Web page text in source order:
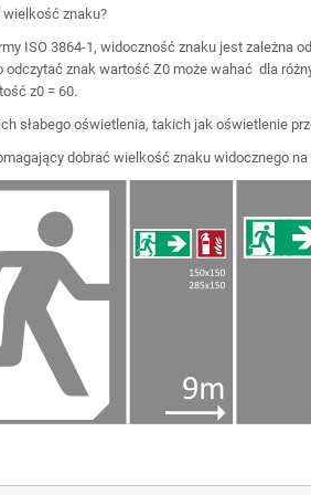
znaku?
ISO 3864-1, widoczność znaku jest zależna
odczytać znak wartość Z0 może wahać dla
z0 = 60.
słabego oświetlenia, takich jak oświetlenie
dobrać wielkość znaku widocznego